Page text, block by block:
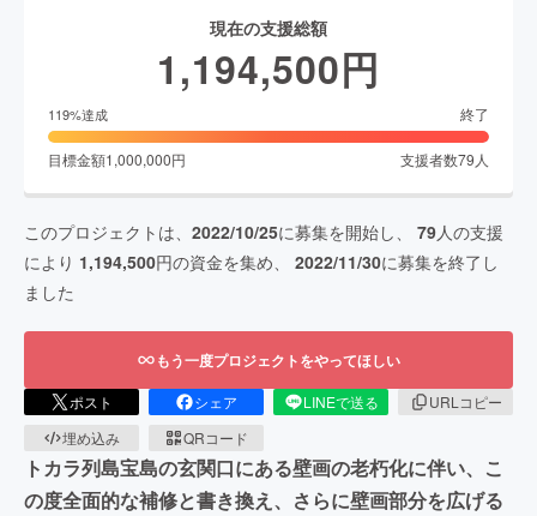
現在の支援総額
1,194,500円
119%達成 終了
目標金額1,000,000円 支援者数79 人
このプロジェクトは、 2022/10/25に募集を開始し、 79人の支援
により 1,194,500円の資金を集め、 2022/11/30に募集を終了し
ました
もう一度プロジェクトをやってほしい
ポスト シェア LINEで送る
URLコピー
埋め込み
QRコード
トカラ列島宝島の玄関口にある壁画の老朽化に伴い、こ
の度全面的な補修と書き換え、さらに壁画部分を広げる